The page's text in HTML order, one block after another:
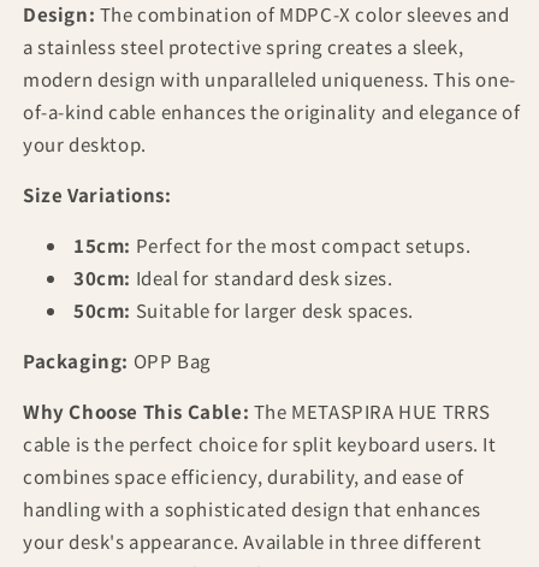
Design: The combination of MDPC-X color sleeves and
a stainless steel protective spring creates a sleek,
modern design with unparalleled uniqueness. This one-
of-a-kind cable enhances the originality and elegance of
your desktop.
Size Variations:
15cm: Perfect for the most compact setups.
30cm: Ideal for standard desk sizes.
50cm: Suitable for larger desk spaces.
Packaging: OPP Bag
Why Choose This Cable: The METASPIRA HUE TRRS
cable is the perfect choice for split keyboard users. It
combines space efficiency, durability, and ease of
handling with a sophisticated design that enhances
your desk's appearance. Available in three different